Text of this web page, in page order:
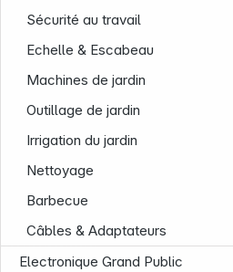
Sécurité au travail
Echelle & Escabeau
Machines de jardin
Outillage de jardin
Irrigation du jardin
Nettoyage
Barbecue
Câbles & Adaptateurs
Electronique Grand Public
Infoterminal